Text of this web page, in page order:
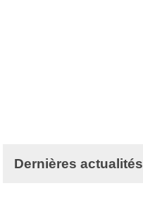
Dernières actualités